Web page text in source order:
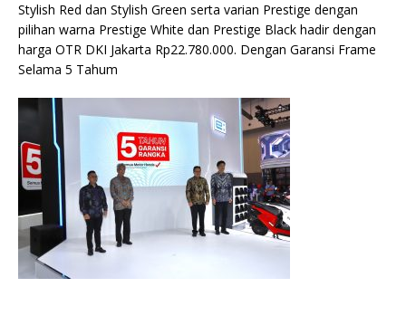
Stylish Red dan Stylish Green serta varian Prestige dengan
pilihan warna Prestige White dan Prestige Black hadir dengan
harga OTR DKI Jakarta Rp22.780.000. Dengan Garansi Frame
Selama 5 Tahum